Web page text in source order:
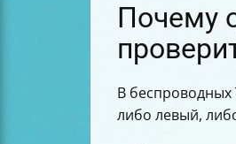
Итоговая
Почему
В беспроводных
либо левый,